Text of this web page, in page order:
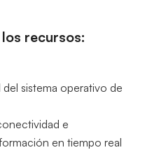
recursos:
sistema operativo de
e
en tiempo real